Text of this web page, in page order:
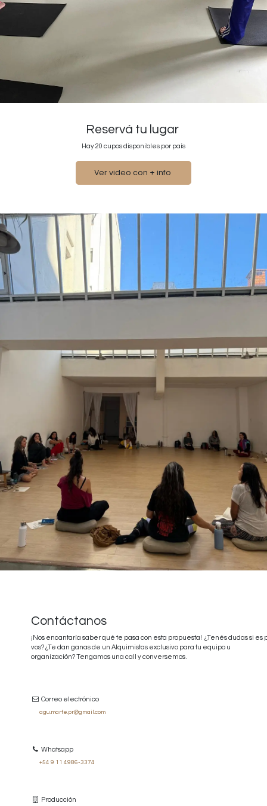
Reservá tu lugar
Hay 20 cupos disponibles por país
Ver video con + info
Contáctanos
¡Nos encantaría saber qué te pasa con esta propuesta! ¿Tenés dudas si es
vos? ¿Te dan ganas de un Alquimistas exclusivo para tu equipo u
organización? Tengamos una call y conversemos.
Correo electrónico
agu.marte.pr@gmail.com
Whatsapp
+54 9 11 4986-3374
Producción